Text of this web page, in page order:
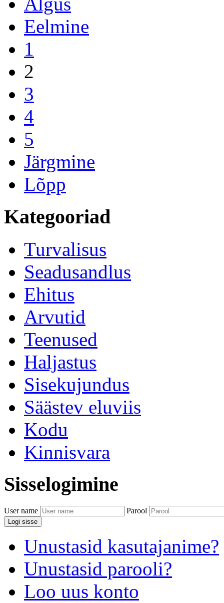
Eelmine
1
2
3
4
5
Järgmine
Lõpp
Kategooriad
Turvalisus
Seadusandlus
Ehitus
Arvutid
Teenused
Haljastus
Sisekujundus
Säästev eluviis
Kodu
Kinnisvara
Sisselogimine
User name Parool
Logi sisse
Unustasid kasutajanime?
Unustasid parooli?
Loo uus konto